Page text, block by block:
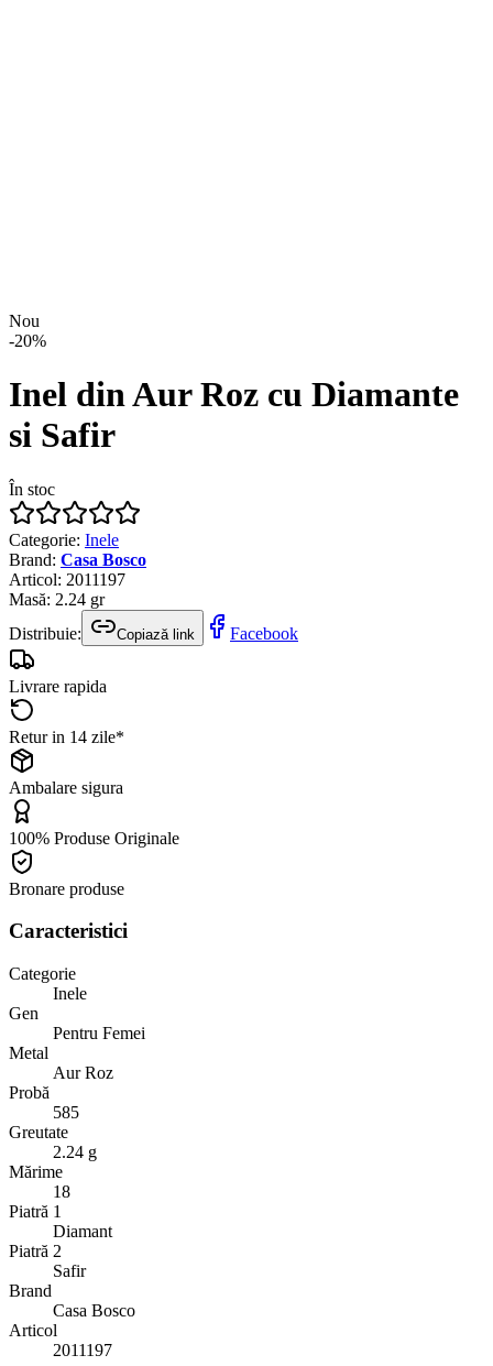
Nou
-20%
Inel din Aur Roz cu Diamante
si Safir
În stoc
Categorie: Inele
Brand: Casa Bosco
Articol: 2011197
Masă: 2.24 gr
Distribuie:
Copiază link Facebook
Livrare rapida
Retur in 14 zile*
Ambalare sigura
100% Produse Originale
Bronare produse
Caracteristici
Categorie
Inele
Gen
Pentru Femei
Metal
Aur Roz
Probă
585
Greutate
2.24 g
Mărime
18
Piatră 1
Diamant
Piatră 2
Safir
Brand
Casa Bosco
Articol
2011197